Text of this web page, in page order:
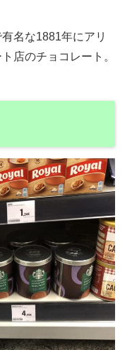
名な1881年にアリ
店のチョコレート。